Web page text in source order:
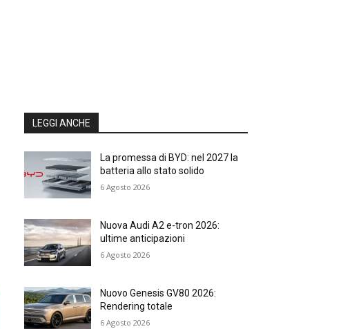
LEGGI ANCHE
La promessa di BYD: nel 2027 la
batteria allo stato solido
6 Agosto 2026
Nuova Audi A2 e-tron 2026:
ultime anticipazioni
6 Agosto 2026
Nuovo Genesis GV80 2026:
Rendering totale
6 Agosto 2026